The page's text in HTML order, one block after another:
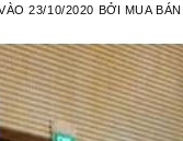
23/10/2020 BỞI MUA